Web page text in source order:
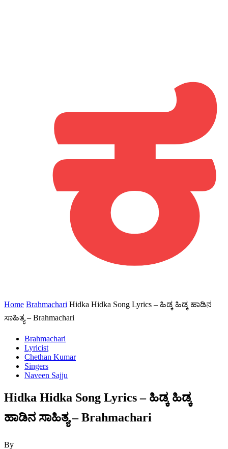
Home Brahmachari Hidka Hidka Song Lyrics – ಹಿಡ್ಕ ಹಿಡ್ಕ ಹಾಡಿನ
ಸಾಹಿತ್ಯ – Brahmachari
Brahmachari
Lyricist
Chethan Kumar
Singers
Naveen Sajju
Hidka Hidka Song Lyrics – ಹಿಡ್ಕ ಹಿಡ್ಕ
ಹಾಡಿನ ಸಾಹಿತ್ಯ – Brahmachari
By